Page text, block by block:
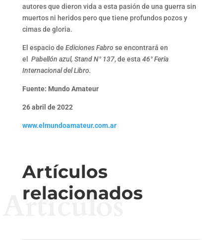
autores que dieron vida a esta pasión de una guerra sin
muertos ni heridos pero que tiene profundos pozos y
cimas de gloria.
El espacio de Ediciones Fabro se encontrará en
el Pabellón azul, Stand N° 137, de esta 46° Feria
Internacional del Libro.
Fuente: Mundo Amateur
26 abril de 2022
www.elmundoamateur.com.ar
Artículos
relacionados
Artículos